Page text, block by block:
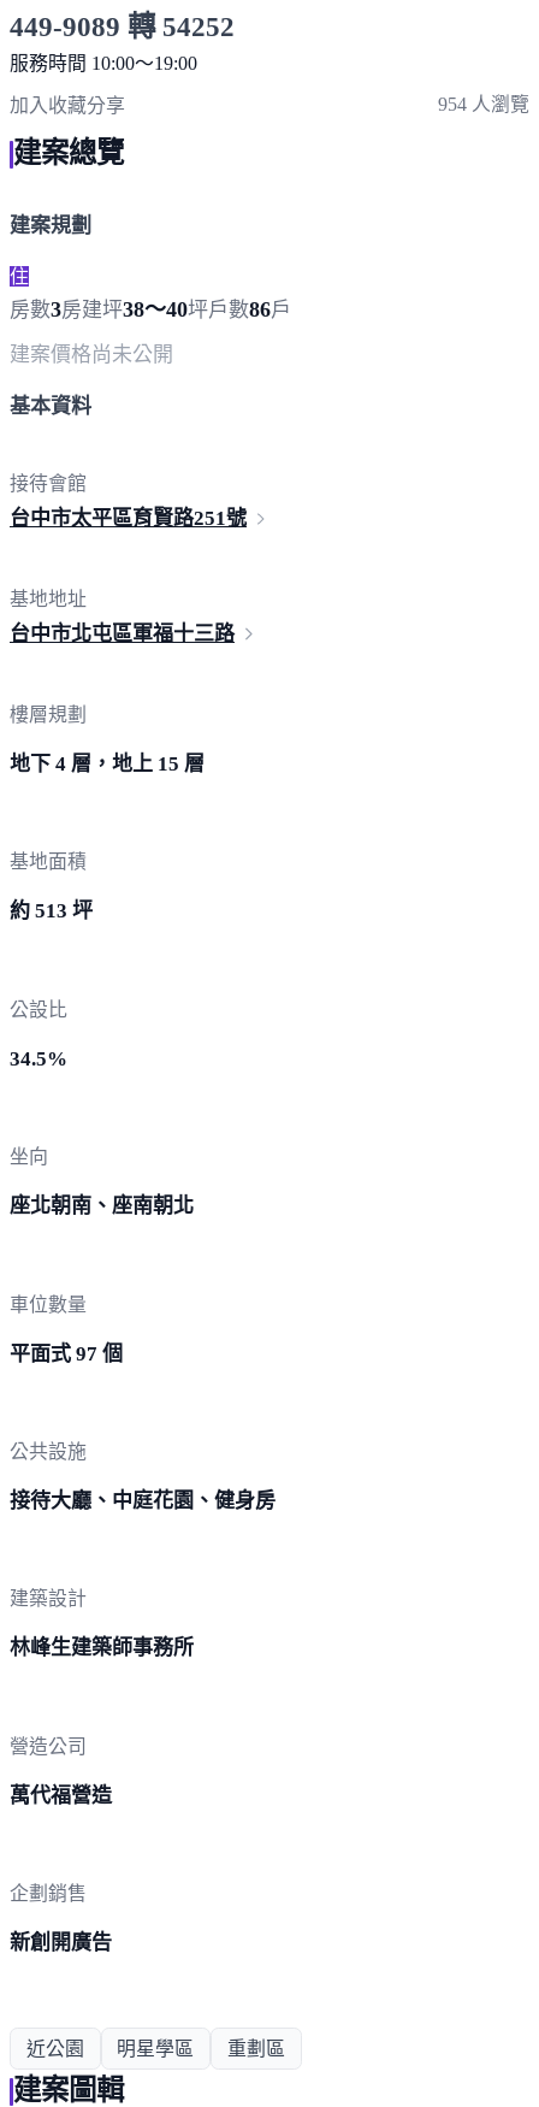
449-9089 轉 54252
服務時間 10:00～19:00
加入收藏分享 954 人瀏覽
建案總覽
建案規劃
住
房數3房建坪38～40坪戶數86戶
建案價格尚未公開
基本資料
接待會館
台中市太平區育賢路251號
基地地址
台中市北屯區軍福十三路
樓層規劃
地下 4 層，地上 15 層
基地面積
約 513 坪
公設比
34.5%
坐向
座北朝南、座南朝北
車位數量
平面式 97 個
公共設施
接待大廳、中庭花園、健身房
建築設計
林峰生建築師事務所
營造公司
萬代福營造
企劃銷售
新創開廣告
近公園 明星學區 重劃區
建案圖輯